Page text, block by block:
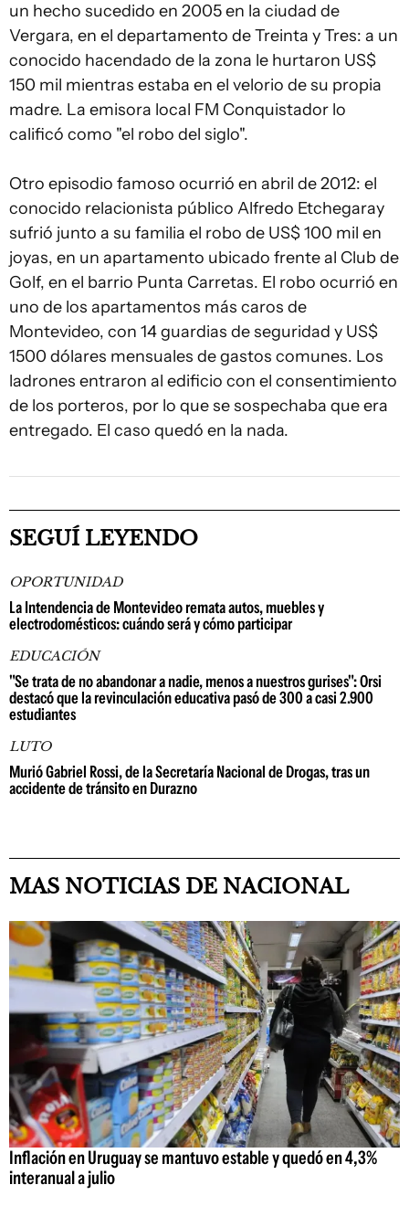
un hecho sucedido en 2005 en la ciudad de
Vergara, en el departamento de Treinta y Tres: a un
conocido hacendado de la zona le hurtaron US$
150 mil mientras estaba en el velorio de su propia
madre. La emisora local FM Conquistador lo
calificó como "el robo del siglo".
Otro episodio famoso ocurrió en abril de 2012: el
conocido relacionista público Alfredo Etchegaray
sufrió junto a su familia el robo de US$ 100 mil en
joyas, en un apartamento ubicado frente al Club de
Golf, en el barrio Punta Carretas. El robo ocurrió en
uno de los apartamentos más caros de
Montevideo, con 14 guardias de seguridad y US$
1500 dólares mensuales de gastos comunes. Los
ladrones entraron al edificio con el consentimiento
de los porteros, por lo que se sospechaba que era
entregado. El caso quedó en la nada.
SEGUÍ LEYENDO
OPORTUNIDAD
La Intendencia de Montevideo remata autos, muebles y
electrodomésticos: cuándo será y cómo participar
EDUCACIÓN
"Se trata de no abandonar a nadie, menos a nuestros gurises": Orsi
destacó que la revinculación educativa pasó de 300 a casi 2.900
estudiantes
LUTO
Murió Gabriel Rossi, de la Secretaría Nacional de Drogas, tras un
accidente de tránsito en Durazno
MAS NOTICIAS DE NACIONAL
Inflación en Uruguay se mantuvo estable y quedó en 4,3%
interanual a julio